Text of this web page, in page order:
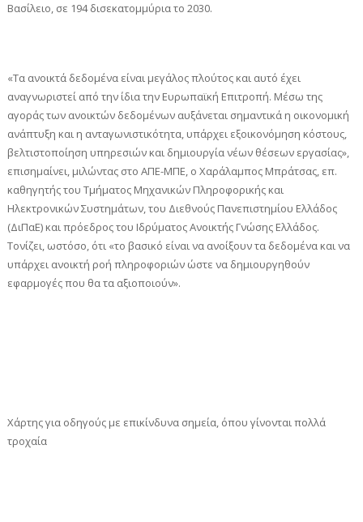
Βασίλειο, σε 194 δισεκατομμύρια το 2030.
«Τα ανοικτά δεδομένα είναι μεγάλος πλούτος και αυτό έχει
αναγνωριστεί από την ίδια την Ευρωπαϊκή Επιτροπή. Μέσω της
αγοράς των ανοικτών δεδομένων αυξάνεται σημαντικά η οικονομική
ανάπτυξη και η ανταγωνιστικότητα, υπάρχει εξοικονόμηση κόστους,
βελτιστοποίηση υπηρεσιών και δημιουργία νέων θέσεων εργασίας»,
επισημαίνει, μιλώντας στο ΑΠΕ-ΜΠΕ, ο Χαράλαμπος Μπράτσας, επ.
καθηγητής του Τμήματος Μηχανικών Πληροφορικής και
Ηλεκτρονικών Συστημάτων, του Διεθνούς Πανεπιστημίου Ελλάδος
(ΔιΠαΕ) και πρόεδρος του Ιδρύματος Ανοικτής Γνώσης Ελλάδος.
Τονίζει, ωστόσο, ότι «το βασικό είναι να ανοίξουν τα δεδομένα και να
υπάρχει ανοικτή ροή πληροφοριών ώστε να δημιουργηθούν
εφαρμογές που θα τα αξιοποιούν».
Χάρτης για οδηγούς με επικίνδυνα σημεία, όπου γίνονται πολλά
τροχαία